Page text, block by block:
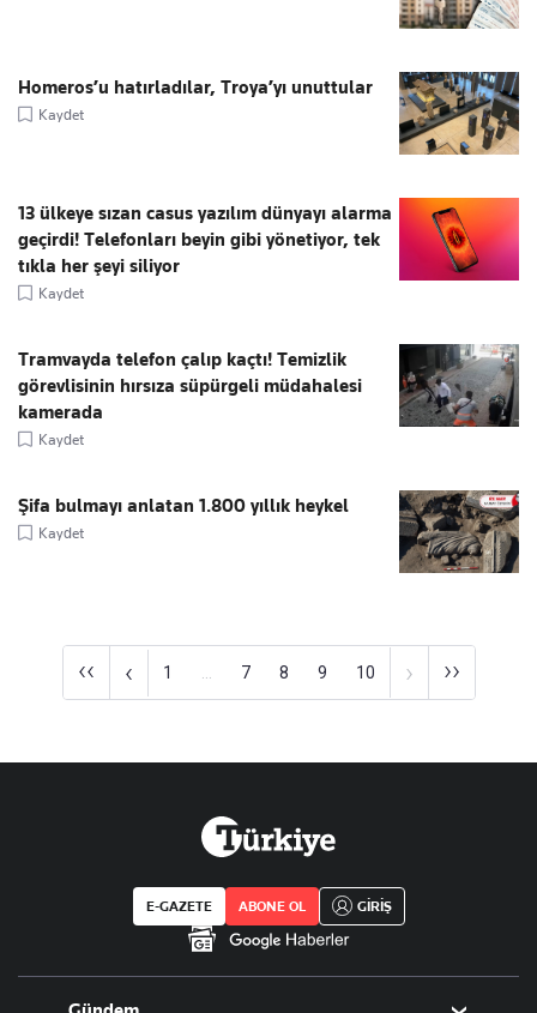
Homeros’u hatırladılar, Troya’yı unuttular
Kaydet
13 ülkeye sızan casus yazılım dünyayı alarma
geçirdi! Telefonları beyin gibi yönetiyor, tek
tıkla her şeyi siliyor
Kaydet
Tramvayda telefon çalıp kaçtı! Temizlik
görevlisinin hırsıza süpürgeli müdahalesi
kamerada
Kaydet
Şifa bulmayı anlatan 1.800 yıllık heykel
Kaydet
‹‹ ‹ 1 7 8 9 10 › ››
E-GAZETE ABONE OL GİRİŞ